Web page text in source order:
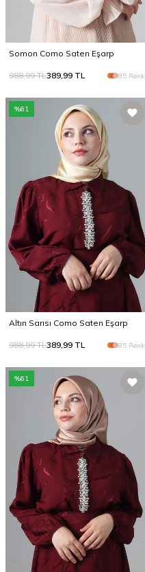
Somon Como Saten Eşarp
988,99TL389,99 TL 85 Renk
%61
Altın Sarısı Como Saten Eşarp
988,99TL389,99 TL 85 Renk
%61